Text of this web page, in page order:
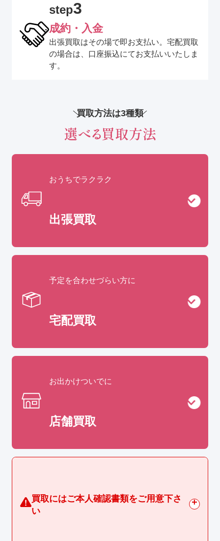
step3
成約・入金
出張買取はその場で即お支払い。宅配買取
の場合は、口座振込にてお支払いいたしま
す。
買取方法は3種類
選べる買取方法
おうちでラクラク
出張買取
予定を合わせづらい方に
宅配買取
お出かけついでに
店舗買取
買取にはご本人確認書類をご用意下さ
い